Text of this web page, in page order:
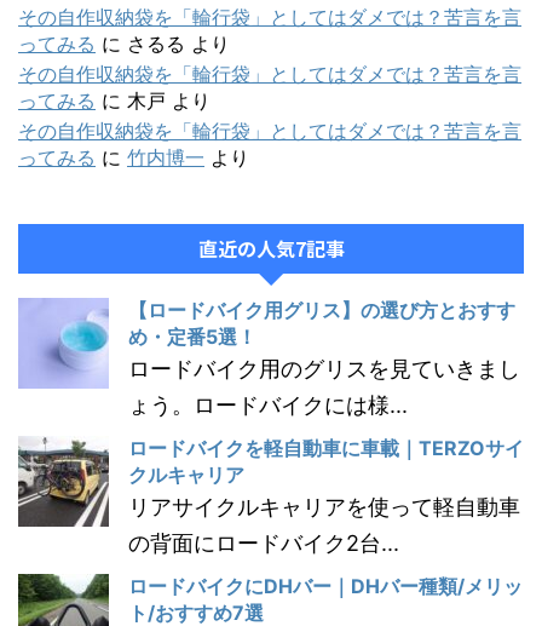
その自作収納袋を「輪行袋」としてはダメでは？苦言を言
ってみる に さるる より
その自作収納袋を「輪行袋」としてはダメでは？苦言を言
ってみる に 木戸 より
その自作収納袋を「輪行袋」としてはダメでは？苦言を言
ってみる に 竹内博一 より
直近の人気7記事
【ロードバイク用グリス】の選び方とおすす
め・定番5選！
ロードバイク用のグリスを見ていきまし
ょう。ロードバイクには様...
ロードバイクを軽自動車に車載｜TERZOサイ
クルキャリア
リアサイクルキャリアを使って軽自動車
の背面にロードバイク2台...
ロードバイクにDHバー｜DHバー種類/メリッ
ト/おすすめ7選